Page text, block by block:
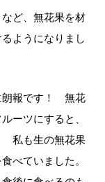
ど、無花果を材
ようになりまし
朗報です！ 無花
ーツにすると、
私も生の無花果
べていました。